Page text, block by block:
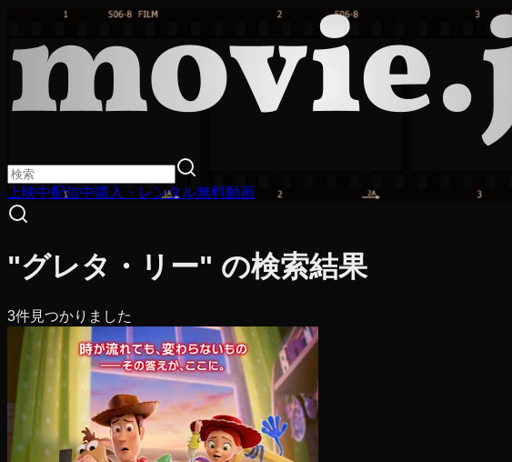
上映中配信中購入・レンタル無料動画
"グレタ・リー" の検索結果
3件見つかりました